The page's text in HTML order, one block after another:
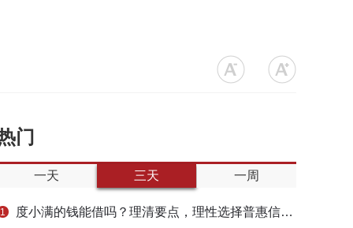
门
一天 三天 一周
1 度小满的钱能借吗？理清要点，理性选择普惠信贷服务